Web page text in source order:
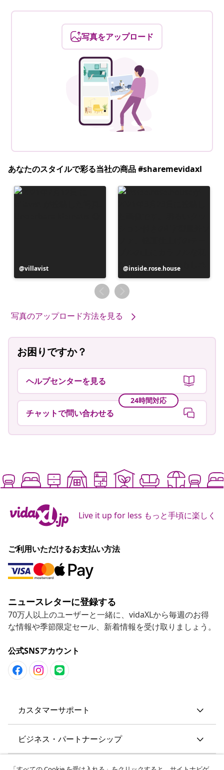
写真をアップロード
あなたのスタイルで彩る当社の商品 #sharemevidaxl
投
稿
villavist
投
稿
者
inside.rose.house
写真のアップロード方法を見る
お困りですか？
ヘルプセンターを見る
24時間対応
チャットで問い合わせる
Live it up for less もっと手頃に楽しく
ご利用いただけるお支払い方法
ニュースレターに登録する
70万人以上のユーザーと一緒に、vidaXLから毎週のお得
な情報や季節限定セール、新着情報を受け取りましょう。
公式SNSアカウント
カスタマーサポート
ビジネス・パートナーシップ